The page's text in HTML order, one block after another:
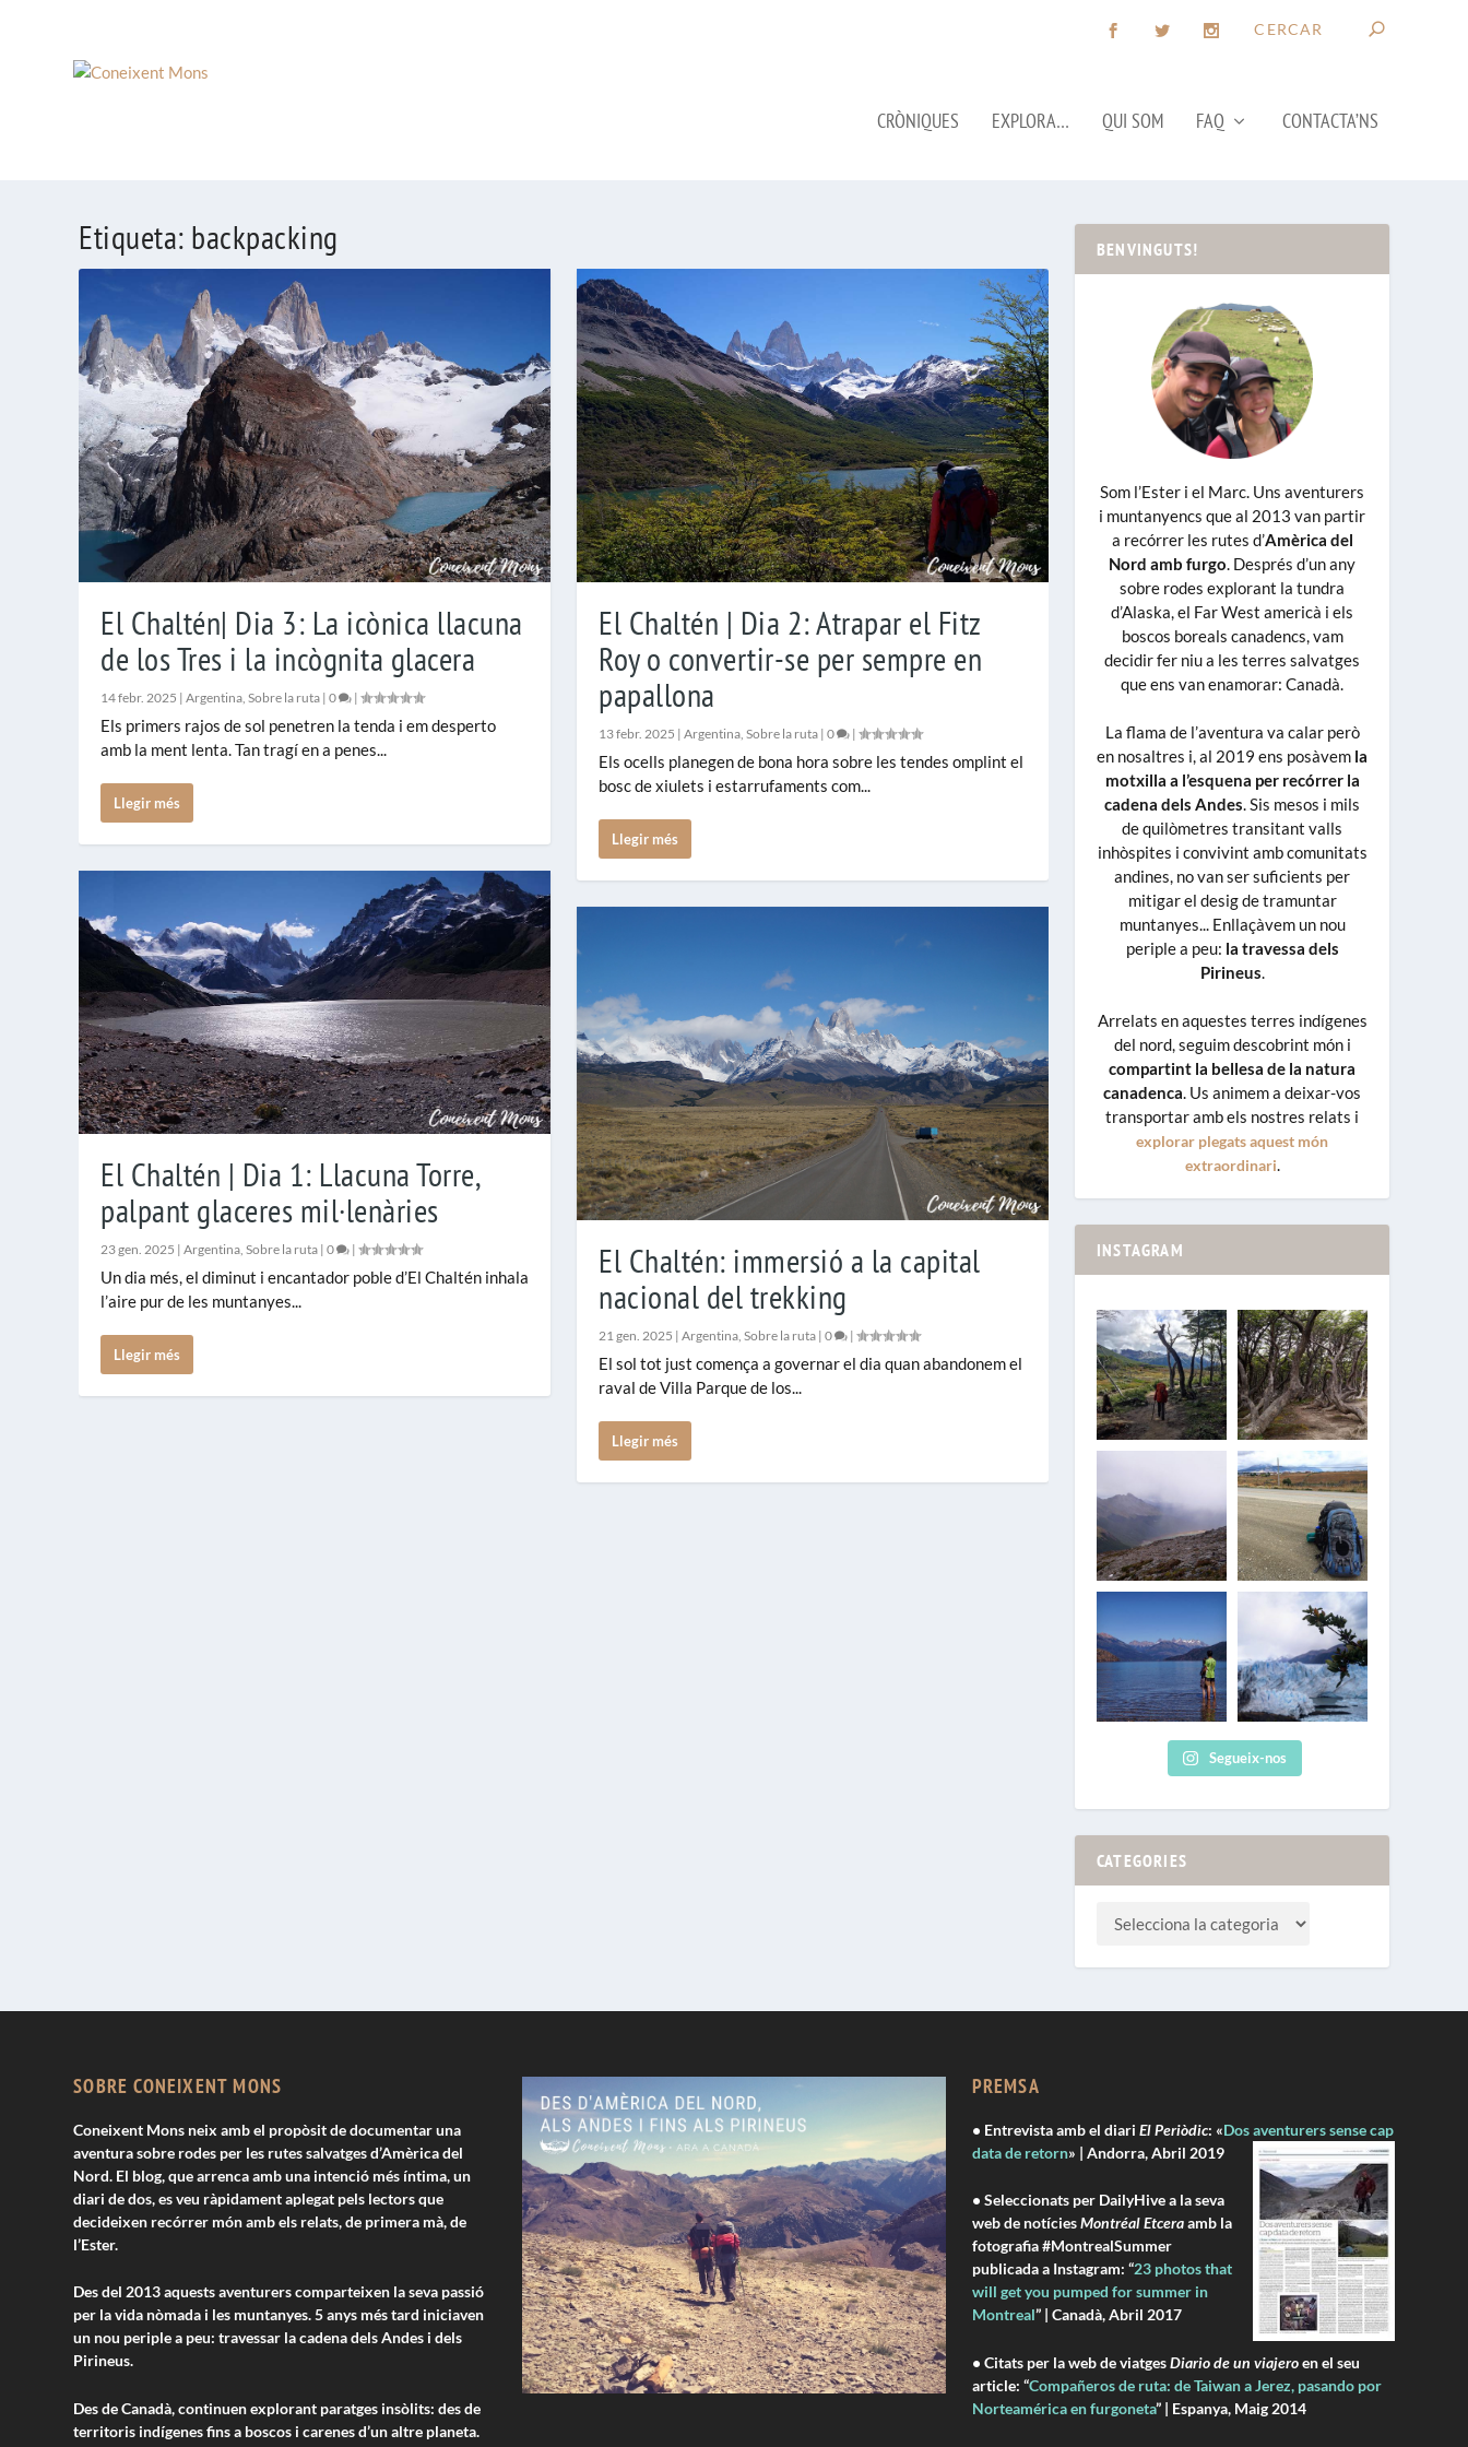
CRÒNIQUES EXPLORA… QUI SOM FAQ CONTACTA’NS
Etiqueta: backpacking
El Chaltén| Dia 3: La icònica llacuna
de los Tres i la incògnita glacera
14 febr. 2025 | Argentina, Sobre la ruta | 0 |
Els primers rajos de sol penetren la tenda i em desperto
amb la ment lenta. Tan tragí en a penes...
Llegir més
El Chaltén | Dia 1: Llacuna Torre,
palpant glaceres mil·lenàries
23 gen. 2025 | Argentina Sobre la ruta | 0 |
Un dia més, el diminut i encantador poble d’El Chaltén inhala
l’aire pur de les muntanyes...
Llegir més
El Chaltén | Dia 2: Atrapar el Fitz
Roy o convertir-se per sempre en
papallona
13 febr. 2025 | Argentina, Sobre la ruta | 0 |
Els ocells planegen de bona hora sobre les tendes omplint el
bosc de xiulets i estarrufaments com...
Llegir més
El Chaltén: immersió a la capital
nacional del trekking
21 gen. 2025 | Argentina, Sobre la ruta | 0 |
El sol tot just comença a governar el dia quan abandonem el
raval de Villa Parque de los...
Llegir més
BENVINGUTS!
Som l’Ester i el Marc. Uns aventurers
i muntanyencs que al 2013 van partir
a recórrer les rutes d’Amèrica del
Nord amb furgo. Després d’un any
sobre rodes explorant la tundra
d’Alaska, el Far West americà i els
boscos boreals canadencs, vam
decidir fer niu a les terres salvatges
que ens van enamorar: Canadà.
La flama de l’aventura va calar però
en nosaltres i, al 2019 ens posàvem la
motxilla a l’esquena per recórrer la
cadena dels Andes. Sis mesos i mils
de quilòmetres transitant valls
inhòspites i convivint amb comunitats
andines, no van ser suficients per
mitigar el desig de tramuntar
muntanyes... Enllaçàvem un nou
periple a peu: la travessa dels
Pirineus.
Arrelats en aquestes terres indígenes
del nord, seguim descobrint món i
compartint la bellesa de la natura
canadenca. Us animem a deixar-vos
transportar amb els nostres relats i
explorar plegats aquest món
extraordinari.
INSTAGRAM
Segueix-nos
CATEGORIES
SOBRE CONEIXENT MONS
Coneixent Mons neix amb el propòsit de documentar una
aventura sobre rodes per les rutes salvatges d’Amèrica del
Nord. El blog, que arrenca amb una intenció més íntima, un
diari de dos, es veu ràpidament aplegat pels lectors que
decideixen recórrer món amb els relats, de primera mà, de
l’Ester.
Des del 2013 aquests aventurers comparteixen la seva passió
per la vida nòmada i les muntanyes. 5 anys més tard iniciaven
un nou periple a peu: travessar la cadena dels Andes i dels
Pirineus.
Des de Canadà, continuen explorant paratges insòlits: des de
territoris indígenes fins a boscos i carenes d’un altre planeta.
PREMSA
• Entrevista amb el diari El Periòdic: «Dos aventurers sense cap
data de retorn» | Andorra, Abril 2019
• Seleccionats per DailyHive a la seva
web de notíciesMontréal Etceraamb la
fotografia #MontrealSummer
publicada a Instagram: “23 photos that
will get you pumped for summer in
Montreal” | Canadà, Abril 2017
• Citats per la web de viatgesDiario de un viajeroen el seu
article: “Compañeros de ruta: de Taiwan a Jerez, pasando por
Norteamérica en furgoneta” | Espanya, Maig 2014